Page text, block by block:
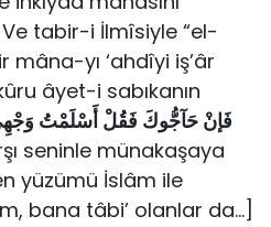
tabir-i İlmîsiyle “el-
yı ‘ahdîyi iş’âr
âyet-i sabıkanın
فَإنْ حَآجُّوكَ فَقُلْ أَسْلَمْتُ
seninle münakaşaya
yüzümü İslâm ile
bana tâbi’ olanlar da…]